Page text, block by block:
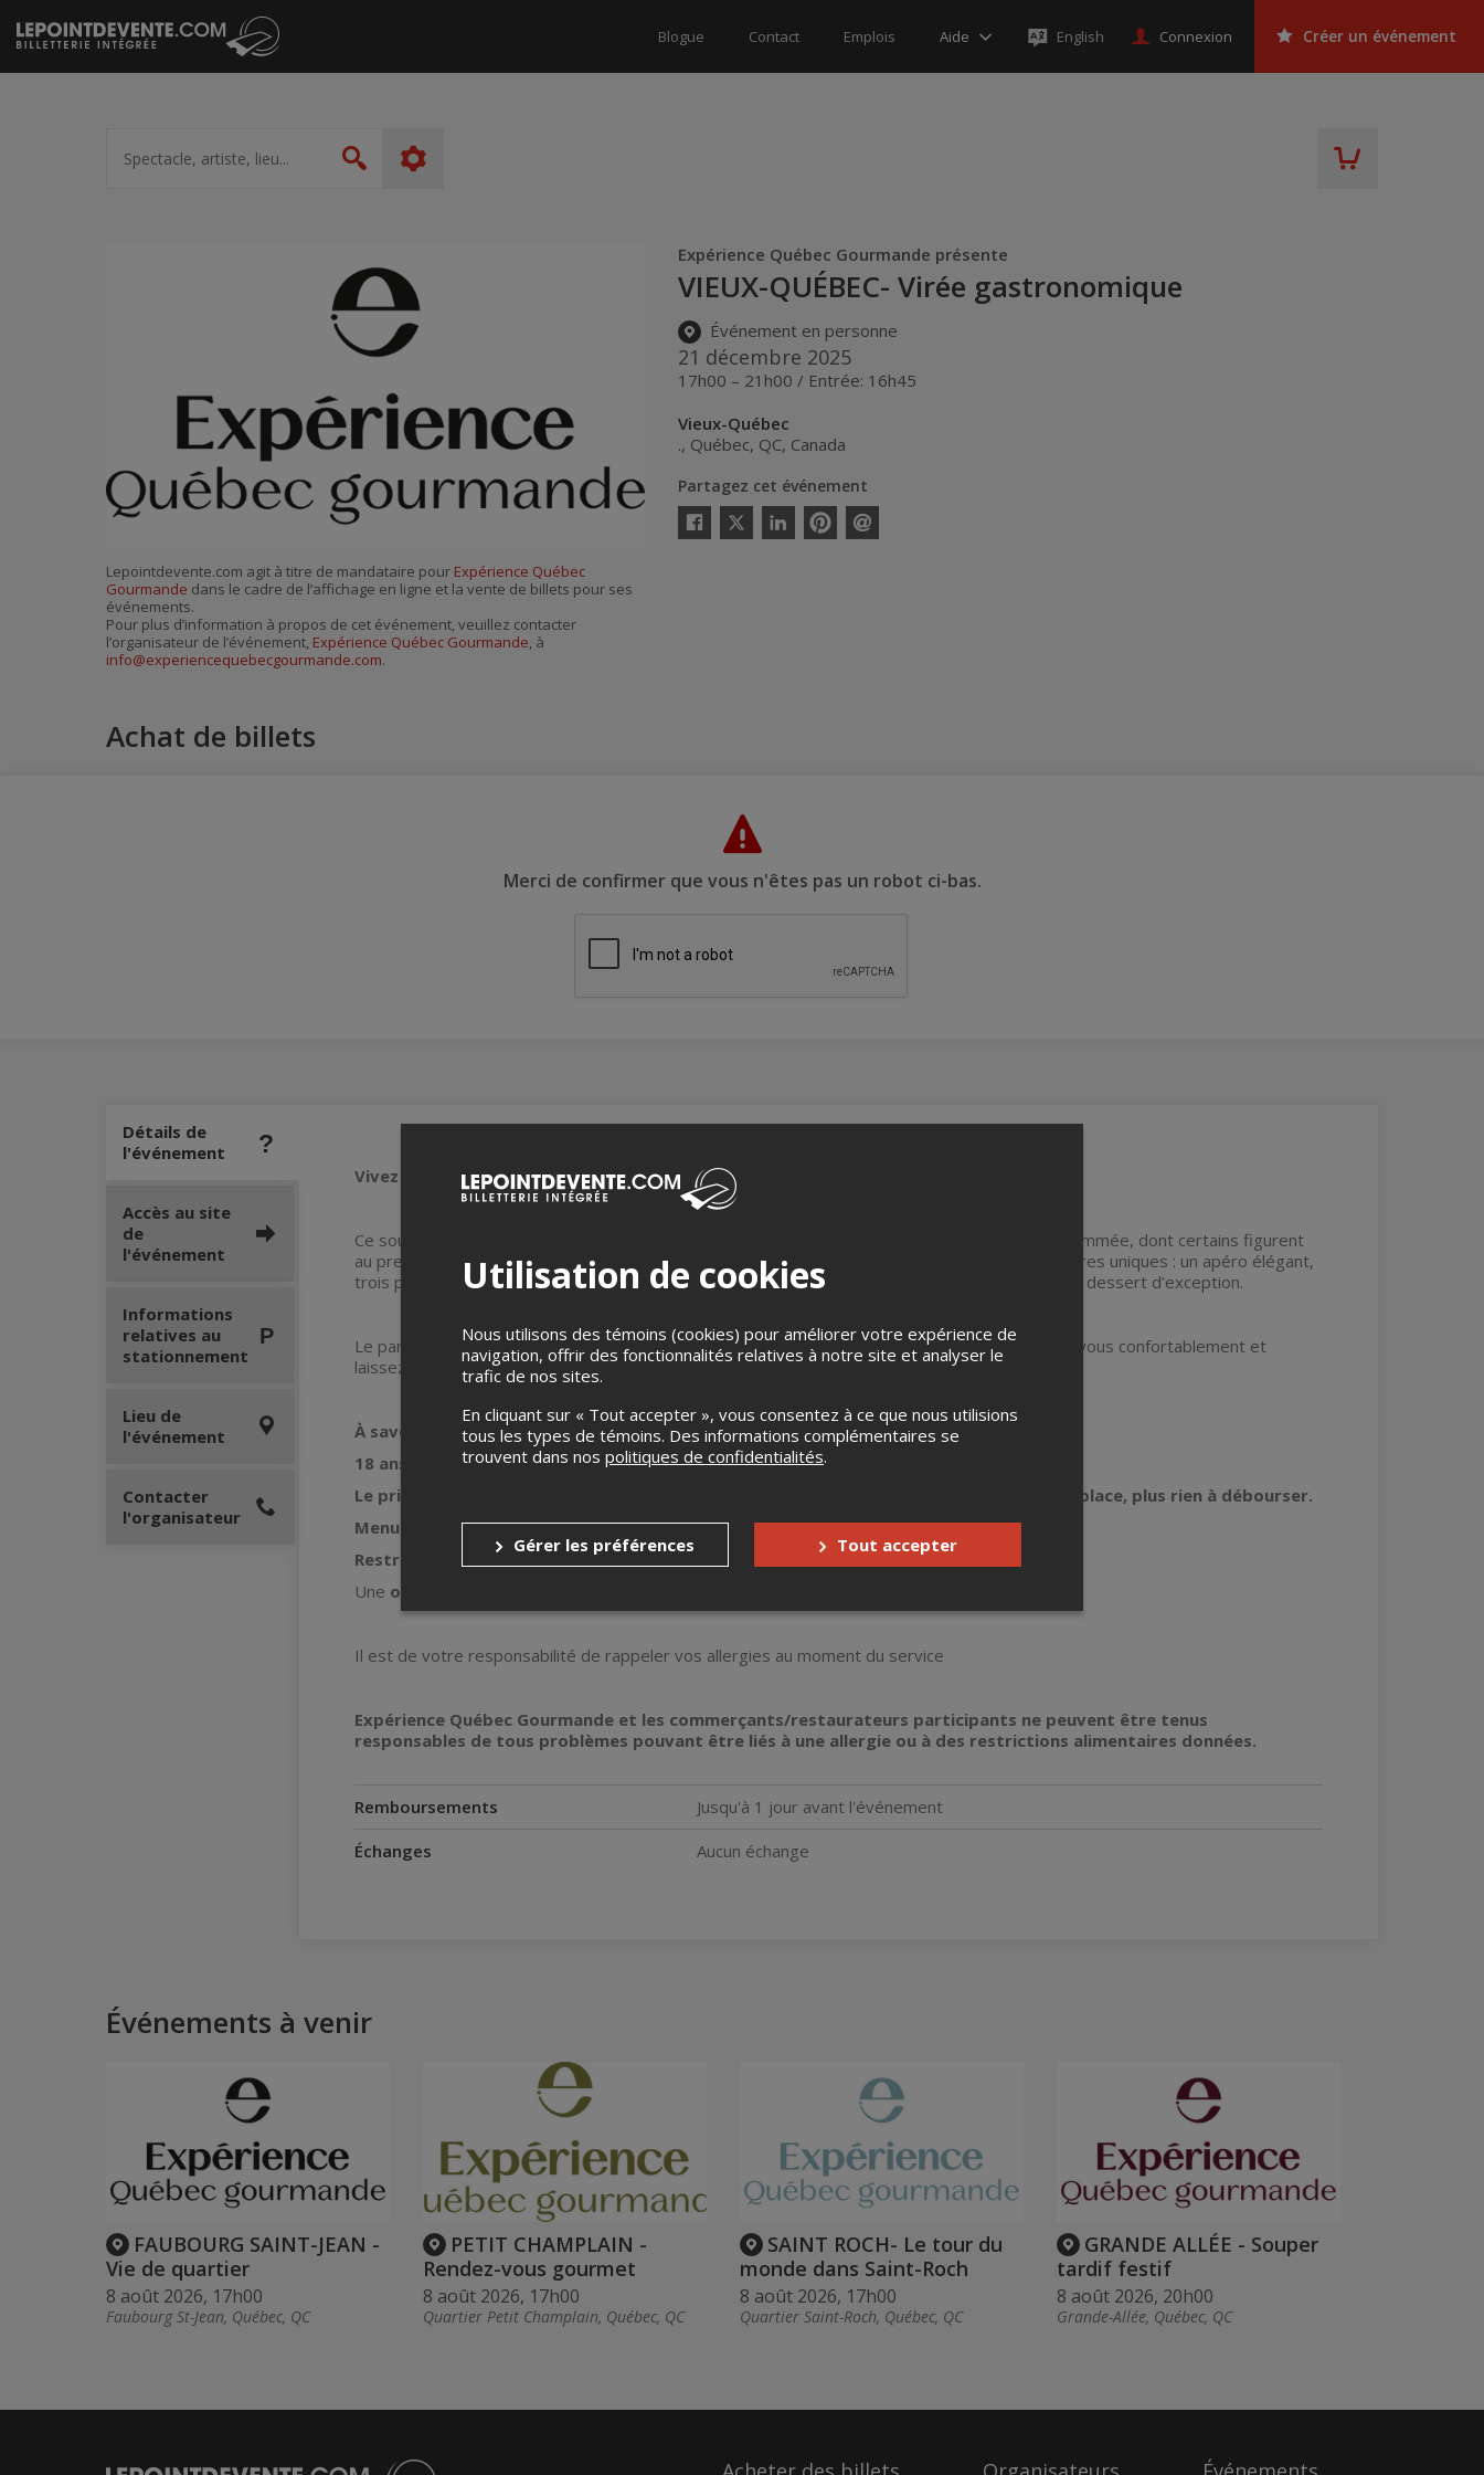
Passer
au
contenu
Blogue Contact Emplois Aide English Connexion Créer un événement
artiste,
lieu...
Rechercher
Expérience Québec Gourmande présente
VIEUX-QUÉBEC- Virée gastronomique
Événement en personne
21 décembre 2025
17h00 – 21h00 / Entrée: 16h45
Vieux-Québec
., Québec, QC, Canada
Partagez cet événement
Facebook
Twitter
LinkedinPinterestEnvoyer
Lepointdevente.com agit à titre de mandataire pour Expérience Québec
Gourmande dans le cadre de l’affichage en ligne et la vente de billets pour ses
événements.
Pour plus d’information à propos de cet événement, veuillez contacter
l’organisateur de l’événement, Expérience Québec Gourmande, à
info@experiencequebecgourmande.com.
Achat de billets
Merci de confirmer que vous n'êtes pas un robot ci-bas.
Détails de
l'événement
Vivez une expérience gastronomique d’exception au cœur du Vieux-Québec !
Ce souper mystère vous convie à un parcours raffiné à travers des restaurants de grande renommée, dont certains figurent
au prestigieux guide Michelin. À chaque étape, laissez-vous surprendre par des créations culinaires uniques : un apéro élégant,
trois plats signatures magnifiés par des accords (alcoolisés ou non), et pour clore en beauté, un dessert d’exception.
Le parcours se fait à pied, en format semi-autonome, pour une aventure d’environ 4h. Habillez-vous confortablement et
laissez-vous porter par la magie du quartier.
À savoir :
18 ans et plus seulement
Le prix du billet inclut tous les pourboires, les taxes et frais de billetterie. Une fois sur place, plus rien à débourser.
Menu et boissons à la discrétion des restaurateurs
Restrictions alimentaires
à indiquer lors de la réservation en ligne
Une option végétarienne
Il est de votre responsabilité de rappeler vos allergies au moment du service
Expérience Québec Gourmande et les commerçants/restaurateurs participants ne peuvent être tenus
responsables de tous problèmes pouvant être liés à une allergie ou à des restrictions alimentaires données.
Remboursements
Jusqu'à 1 jour avant l'événement
Échanges
Aucun échange
Accès au site
de
l'événement
Informations
relatives au
stationnement
Lieu de
l'événement
Contacter
l'organisateur
Événements à venir
FAUBOURG SAINT-JEAN -
Vie de quartier
8 août 2026, 17h00
Faubourg St-Jean, Québec, QC
PETIT CHAMPLAIN -
Rendez-vous gourmet
8 août 2026, 17h00
Quartier Petit Champlain, Québec, QC
SAINT ROCH- Le tour du
monde dans Saint-Roch
8 août 2026, 17h00
Quartier Saint-Roch, Québec, QC
GRANDE ALLÉE - Souper
tardif festif
8 août 2026, 20h00
Grande-Allée, Québec, QC
Utilisation de cookies
Nous utilisons des témoins (cookies) pour améliorer votre expérience de
navigation, offrir des fonctionnalités relatives à notre site et analyser le
trafic de nos sites.
En cliquant sur « Tout accepter », vous consentez à ce que nous utilisions
tous les types de témoins. Des informations complémentaires se
trouvent dans nos politiques de confidentialités.
Gérer les préférences Tout accepter